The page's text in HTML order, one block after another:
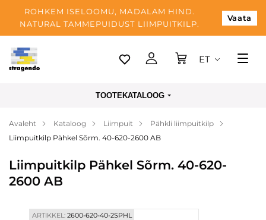
ROHKEM ISELOOMU, MADALAM HIND.
NATURAL TAMMEPUIDUST LIIMPUITKILP.
Vaata
Tallinn
Makse
Blogi
ET
TOOTEKATALOOG
Avaleht Kataloog Liimpuit
Pähkli liimpuitkilp
Liimpuitkilp Pähkel Sõrm. 40-620-2600 AB
Liimpuitkilp Pähkel Sõrm. 40-620-
2600 AB
ARTIKKEL:2600-620-40-2SPHL